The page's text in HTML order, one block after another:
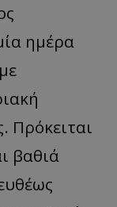
ημέρα
Πρόκειται
βαθιά